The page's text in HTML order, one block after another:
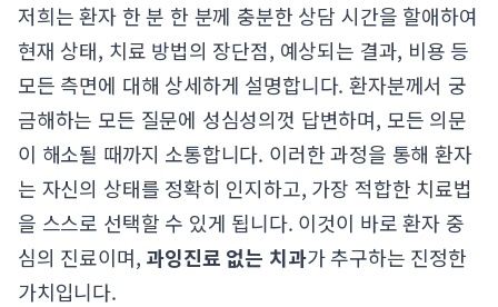
저희는 환자 한 분 한 분께 충분한 상담 시간을 할애하여
현재 상태, 치료 방법의 장단점, 예상되는 결과, 비용 등
모든 측면에 대해 상세하게 설명합니다. 환자분께서 궁
금해하는 모든 질문에 성심성의껏 답변하며, 모든 의문
이 해소될 때까지 소통합니다. 이러한 과정을 통해 환자
는 자신의 상태를 정확히 인지하고, 가장 적합한 치료법
을 스스로 선택할 수 있게 됩니다. 이것이 바로 환자 중
심의 진료이며, 과잉진료 없는 치과가 추구하는 진정한
가치입니다.